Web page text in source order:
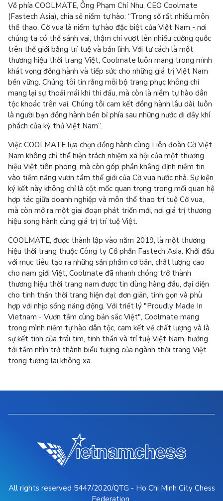
Về phía COOLMATE, Ông Phạm Chí Nhu, CEO Coolmate
(Fastech Asia), chia sẻ niềm tự hào: “Trong số rất nhiều môn
thể thao, Cờ vua là niềm tự hào đặc biệt của Việt Nam - nơi
chúng ta có thể sánh vai, thậm chí vượt lên nhiều cường quốc
trên thế giới bằng trí tuệ và bản lĩnh. Với tư cách là một
thương hiệu thời trang Việt, Coolmate luôn mang trong mình
khát vọng đồng hành và tiếp sức cho những giá trị Việt Nam
bền vững. Chúng tôi tin rằng mỗi bộ trang phục không chỉ
mang lại sự thoải mái khi thi đấu, mà còn là niềm tự hào dân
tộc khoác trên vai. Chúng tôi cam kết đồng hành lâu dài, luôn
là người bạn đồng hành bền bỉ phía sau những nước đi đầy khí
phách của kỳ thủ Việt Nam”.
Việc COOLMATE lựa chọn đồng hành cùng Liên đoàn Cờ Việt
Nam không chỉ thể hiện trách nhiệm xã hội của một thương
hiệu Việt tiên phong, mà còn góp phần khẳng định niềm tin
vào tiềm năng vươn tầm thế giới của Cờ vua nước nhà. Sự kiện
ký kết này không chỉ là cột mốc quan trọng trong mối quan hệ
hợp tác giữa doanh nghiệp và môn thể thao trí tuệ Cờ vua,
mà còn mở ra một giai đoạn phát triển mới, nơi giá trị thương
hiệu song hành cùng giá trị trí tuệ Việt.
COOLMATE, được thành lập vào năm 2019, là một thương
hiệu thời trang thuộc Công ty Cổ phần Fastech Asia. Khởi đầu
với mục tiêu tạo ra những sản phẩm cơ bản, chất lượng cao
cho nam giới Việt, Coolmate đã nhanh chóng trở thành
thương hiệu thời trang nam được tin dùng hàng đầu, đại diện
cho tinh thần thời trang hiện đại: đơn giản, tinh gọn và phù
hợp với nhịp sống năng động. Với triết lý "Proudly Made In
Vietnam - Vươn tầm cùng bản sắc Việt", Coolmate mang
trong mình niềm tự hào dân tộc, cam kết về chất lượng và là
sự kết tinh của trái tim, tinh thần và trí tuệ Việt Nam, hướng
tới tầm nhìn trở thành biểu tượng của ngành thời trang Việt
trong tương lai không xa.
All rights reserved 5447/2020/QTG - Ho Chi Minh City Chess